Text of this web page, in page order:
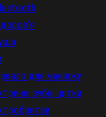
для макіяжу
зубні щітки